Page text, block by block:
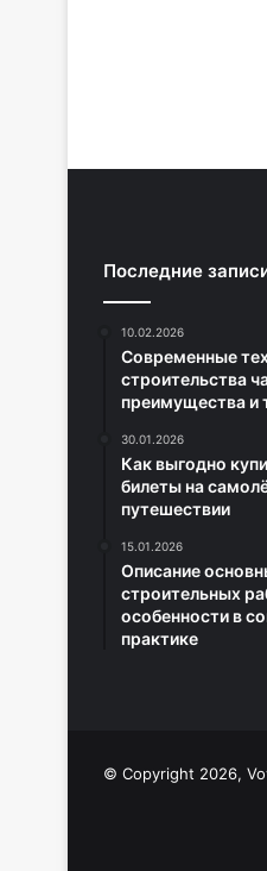
Последние
10.02.2026
Современные
строительства
преимущества и
30.01.2026
Как выгодно
билеты на
путешествии
15.01.2026
Описание
строительных
особенности в
практике
© Copyright 2026,